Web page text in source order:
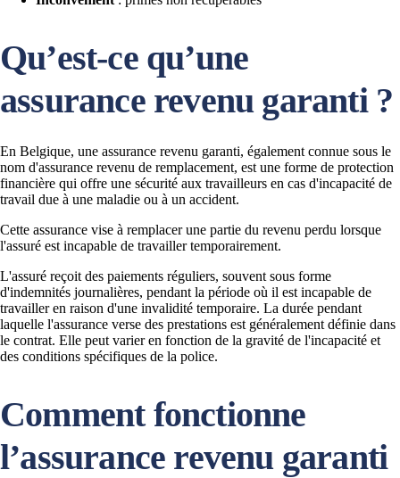
Qu’est-ce qu’une
assurance revenu garanti ?
En Belgique, une assurance revenu garanti, également connue sous le
nom d'assurance revenu de remplacement, est une forme de protection
financière qui offre une sécurité aux travailleurs en cas d'incapacité de
travail due à une maladie ou à un accident.
Cette assurance vise à remplacer une partie du revenu perdu lorsque
l'assuré est incapable de travailler temporairement.
L'assuré reçoit des paiements réguliers, souvent sous forme
d'indemnités journalières, pendant la période où il est incapable de
travailler en raison d'une invalidité temporaire. La durée pendant
laquelle l'assurance verse des prestations est généralement définie dans
le contrat. Elle peut varier en fonction de la gravité de l'incapacité et
des conditions spécifiques de la police.
Comment fonctionne
l’assurance revenu garanti